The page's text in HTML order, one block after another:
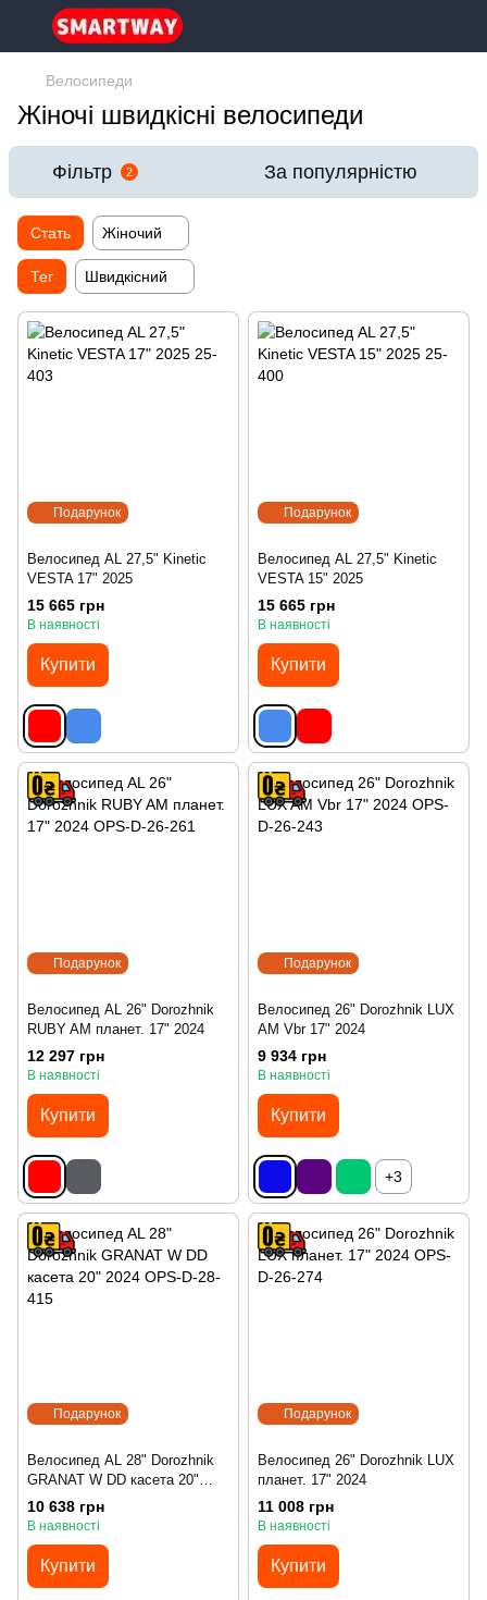
Велосипеди
Жіночі швидкісні велосипеди
Фільтр 2 За популярністю
Стать Жіночий
Тег Швидкісний
Подарунок
Велосипед AL 27,5" Kinetic
VESTA 17" 2025
15 665 грн
В наявності
Купити
Подарунок
Велосипед AL 27,5" Kinetic
VESTA 15" 2025
15 665 грн
В наявності
Купити
Подарунок
Велосипед AL 26" Dorozhnik
RUBY AM планет. 17" 2024
12 297 грн
В наявності
Купити
Подарунок
Велосипед 26" Dorozhnik LUX
AM Vbr 17" 2024
9 934 грн
В наявності
Купити
+3
Подарунок
Велосипед AL 28" Dorozhnik
GRANAT W DD касета 20"
2024
10 638 грн
В наявності
Купити
Подарунок
Велосипед 26" Dorozhnik LUX
планет. 17" 2024
11 008 грн
В наявності
Купити